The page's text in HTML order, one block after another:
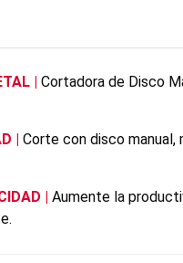
| Cortadora de Disco
| Corte con disco manual,
| Aumente la